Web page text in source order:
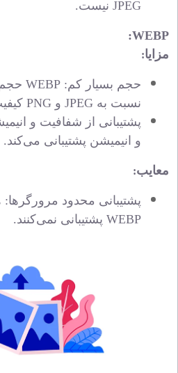
JPEG نیست.
WEBP
:
مزایا:
حجم بسیار کم: WEBP
نسبت به JPEG و PNG
پشتیبانی از شفافیت و
و انیمیشن پشتیبانی می‌کند.
معایب:
پشتیبانی محدود مرورگرها:
WEBP پشتیبانی نمی‌کنند.